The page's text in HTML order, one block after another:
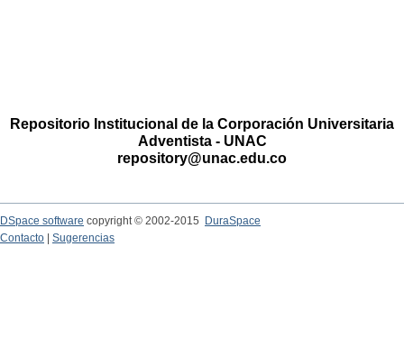
Repositorio Institucional de la Corporación Universitaria
Adventista - UNAC
repository@unac.edu.co
DSpace software copyright © 2002-2015
DuraSpace
Contacto
Sugerencias